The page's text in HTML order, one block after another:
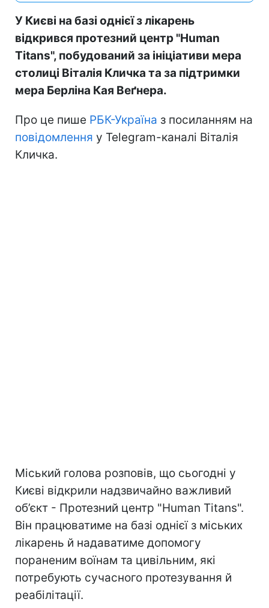
У Києві на базі однієї з лікарень
відкрився протезний центр "Human
Titans", побудований за ініціативи мера
столиці Віталія Кличка та за підтримки
мера Берліна Кая Веґнера.
Про це пише РБК-Україна з посиланням на
повідомлення у Telegram-каналі Віталія
Кличка.
Міський голова розповів, що сьогодні у
Києві відкрили надзвичайно важливий
об’єкт - Протезний центр "Human Titans".
Він працюватиме на базі однієї з міських
лікарень й надаватиме допомогу
пораненим воїнам та цивільним, які
потребують сучасного протезування й
реабілітації.